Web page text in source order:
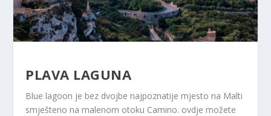
PLAVA LAGUNA
Blue lagoon je bez dvojbe najpoznatije mjesto na Malti
smješteno na malenom otoku Camino. ovdje možete